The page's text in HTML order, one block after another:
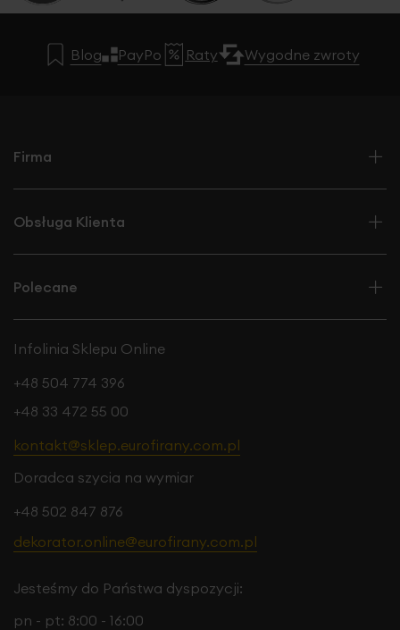
Blog PayPo Raty Wygodne zwroty
Firma
Obsługa Klienta
Polecane
Infolinia Sklepu Online
+48 504 774 396
+48 33 472 55 00
kontakt@sklep.eurofirany.com.pl
Doradca szycia na wymiar
+48 502 847 876
dekorator.online@eurofirany.com.pl
Jesteśmy do Państwa dyspozycji:
pn - pt: 8:00 - 16:00